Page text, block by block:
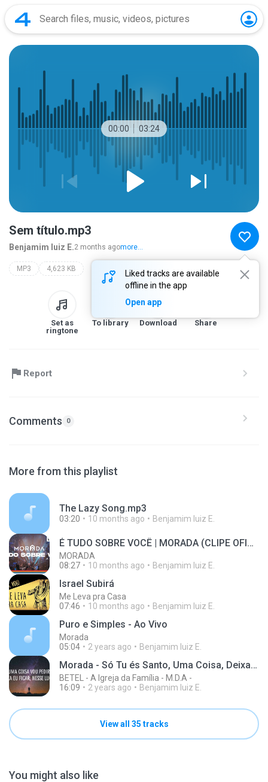
00:00 03:24
Liked tracks are available
offline in the app
Open app
Sem título.mp3
Benjamim luiz E.2 months agomore...
MP3 4,623 KB
Set as
ringtone
To library Download Share
Report
Comments 0
More from this playlist
The Lazy Song.mp3
03:20 10 months ago Benjamim luiz E.
É TUDO SOBRE VOCÊ | MORADA (CLIPE OFICIAL)
MORADA
08:27
10 months ago Benjamim luiz E.
Israel Subirá
Me Leva pra Casa
07:46
10 months ago Benjamim luiz E.
Puro e Simples - Ao Vivo
Morada
05:04
2 years ago Benjamim luiz E.
Morada - Só Tu és Santo, Uma Coisa, Deixa Queimar
BETEL - A Igreja da Família - M.D.A -
16:09
2 years ago Benjamim luiz E.
View all 35 tracks
You might also like